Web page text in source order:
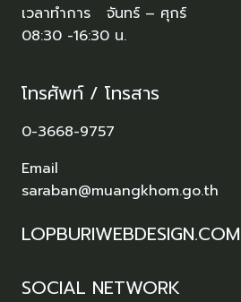
เวลาทำการ จันทร์ – ศุกร์
08:30 -16:30 น.
โทรศัพท์ / โทรสาร
0-3668-9757
Email
saraban@muangkhom.go.th
LOPBURIWEBDESIGN.COM
SOCIAL NETWORK